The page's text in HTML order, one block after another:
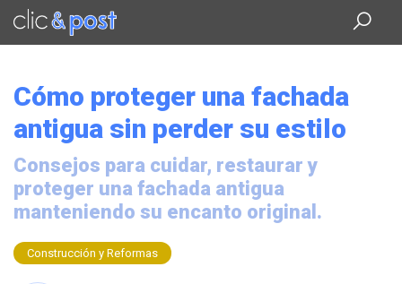
Saltar
contenido
Cómo proteger una fachada
antigua sin perder su estilo
Consejos para cuidar, restaurar y
proteger una fachada antigua
manteniendo su encanto original.
Construcción y Reformas